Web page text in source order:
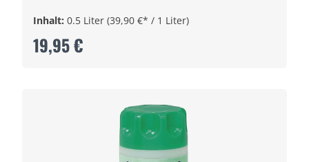
Inhalt: 0.5 Liter (39,90 €* / 1 Liter)
19,95 €